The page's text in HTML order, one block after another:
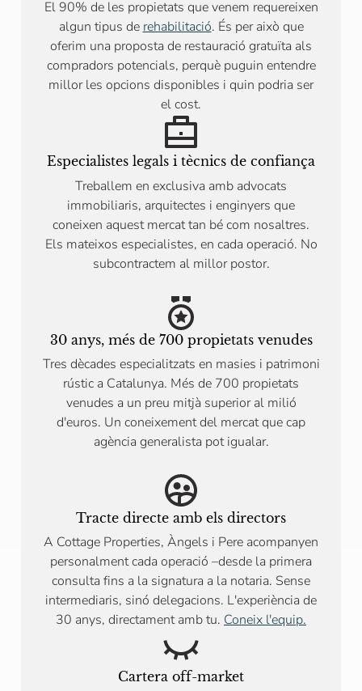
El 90% de les propietats que venem requereixen
algun tipus de rehabilitació. És per això que
oferim una proposta de restauració gratuïta als
compradors potencials, perquè puguin entendre
millor les opcions disponibles i quin podria ser
el cost.
Especialistes legals i tècnics de confiança
Treballem en exclusiva amb advocats
immobiliaris, arquitectes i enginyers que
coneixen aquest mercat tan bé com nosaltres.
Els mateixos especialistes, en cada operació. No
subcontractem al millor postor.
30 anys, més de 700 propietats venudes
Tres dècades especialitzats en masies i patrimoni
rústic a Catalunya. Més de 700 propietats
venudes a un preu mitjà superior al milió
d'euros. Un coneixement del mercat que cap
agència generalista pot igualar.
Tracte directe amb els directors
A Cottage Properties, Àngels i Pere acompanyen
personalment cada operació –desde la primera
consulta fins a la signatura a la notaria. Sense
intermediaris, sinó delegacions. L'experiència de
30 anys, directament amb tu. Coneix l'equip.
Cartera off-market